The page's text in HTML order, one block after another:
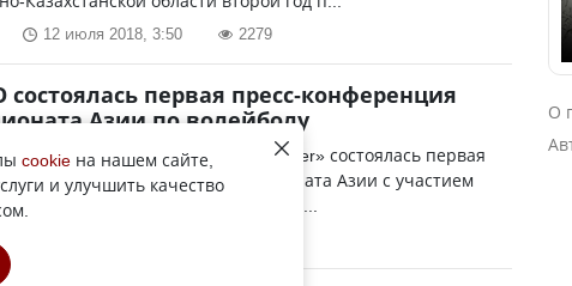
12 июля 2018, 3:50 2279
состоялась первая пресс-конференция
Азии по волейболу
в конференц-зале отеля «Shiny River» состоялась первая
пресс-конференция чемпионата Азии с участием
и капитанов команд, которы...
О
cookie на нашем сайте,
и улучшить качество